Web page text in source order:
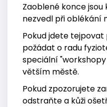
Zaoblené konce
nezvedl při oblékání
Pokud jdete
požádat o radu
speciální
větším městě.
Pokud zpozorujete
odstraňte a kůži